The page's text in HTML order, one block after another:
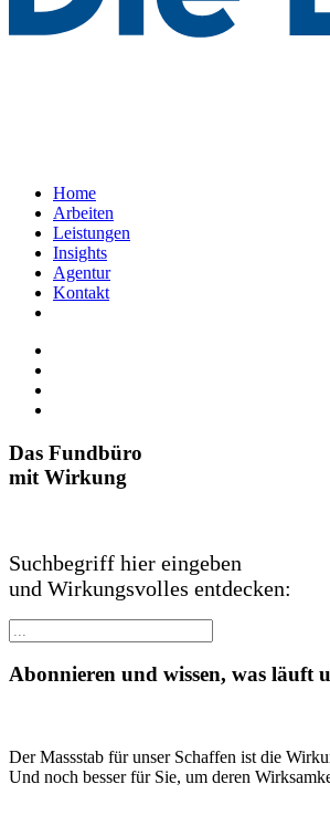
Home
Arbeiten
Leistungen
Insights
Agentur
Kontakt
Das Fundbüro
mit Wirkung
Suchbegriff hier eingeben
und Wirkungsvolles entdecken:
Abonnieren und wissen, was läuft
Der Massstab für unser Schaffen ist die
Und noch besser für Sie, um deren